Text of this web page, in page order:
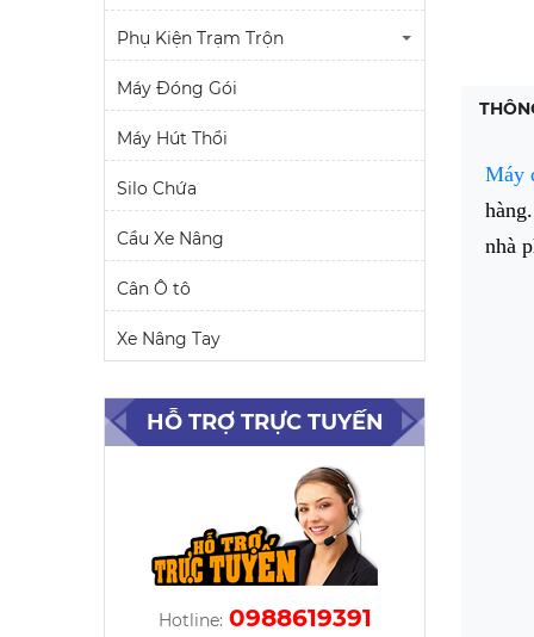
Phụ Kiện Trạm Trộn
Máy Đóng Gói
Máy Hút Thổi
Silo Chứa
Cầu Xe Nâng
Cân Ô tô
Xe Nâng Tay
HỖ TRỢ TRỰC TUYẾN
Hotline: 0988619391
Máy
nhà